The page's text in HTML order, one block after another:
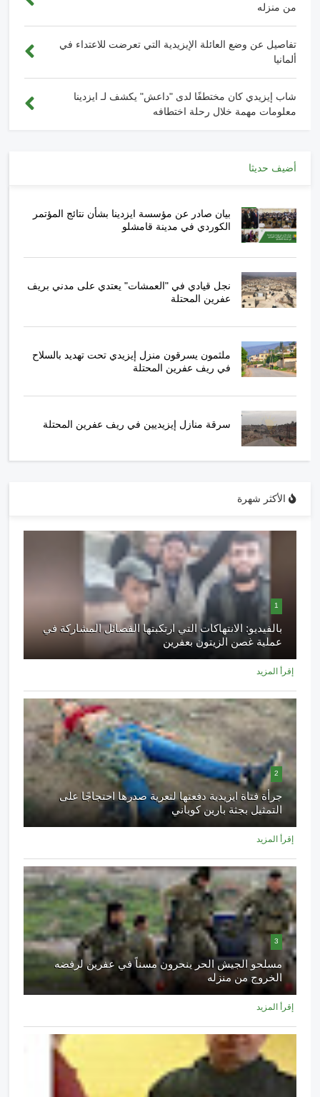
من منزله
تفاصيل عن وضع العائلة الإيزيدية التي تعرضت للاعتداء في
ألمانيا
شاب إيزيدي كان مختطفًا لدى "داعش" يكشف لـ ايزدينا
معلومات مهمة خلال رحلة اختطافه
أضيف حديثا
بيان صادر عن مؤسسة ايزدينا بشأن نتائج المؤتمر
الكوردي في مدينة قامشلو
نجل قيادي في "العمشات" يعتدي على مدني بريف
عفرين المحتلة
ملثمون يسرقون منزل إيزيدي تحت تهديد بالسلاح
في ريف عفرين المحتلة
سرقة منازل إيزيديين في ريف عفرين المحتلة
الأكثر شهرة
1
بالفيديو: الانتهاكات التي ارتكبتها الفصائل المشاركة في
عملية غصن الزيتون بعفرين
إقرأ المزيد
2
جرأة فتاة ايزيدية دفعتها لتعرية صدرها احتجاجًا على
التمثيل بجثة بارين كوباني
إقرأ المزيد
3
مسلحو الجيش الحر ينحرون مسناً في عفرين لرفضه
الخروج من منزله
إقرأ المزيد